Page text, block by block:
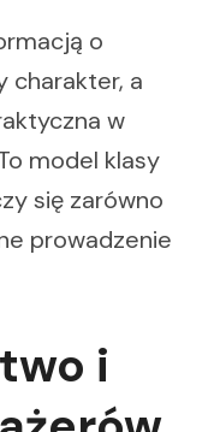
o
charakter, a
w
model klasy
się zarówno
prowadzenie
i